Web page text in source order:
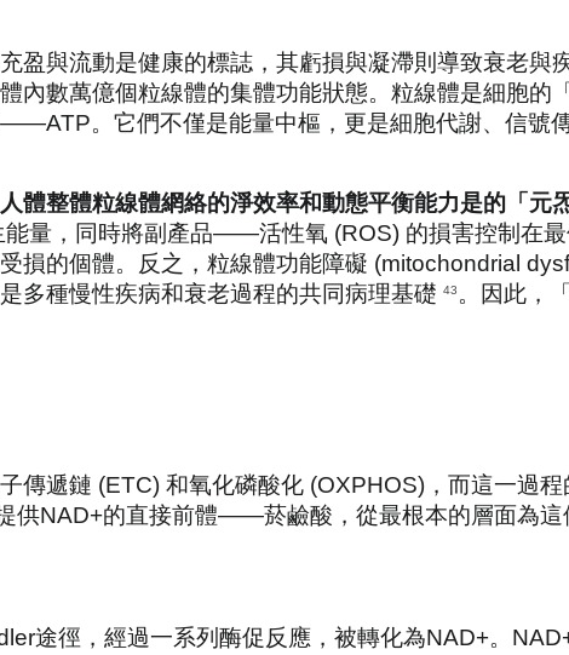
盈與流動是健康的標誌，其虧損與凝滯則導致衰老與
內數萬億個粒線體的集體功能狀態。粒線體是細胞的
。它們不僅是能量中樞，更是細胞代謝、信號
體整體粒線體網絡的淨效率和動態平衡能力是的「元
量，同時將副產品——活性氧 (ROS) 的損害控制在
損的個體。反之，粒線體功能障礙 (mitochondrial
多種慢性疾病和衰老過程的共同病理基礎 43 。因此，
傳遞鏈 (ETC) 和氧化磷酸化 (OXPHOS)，而這一過
供NAD+的直接前體——菸鹼酸，從最根本的層面為這
途徑，經過一系列酶促反應，被轉化為NAD+。